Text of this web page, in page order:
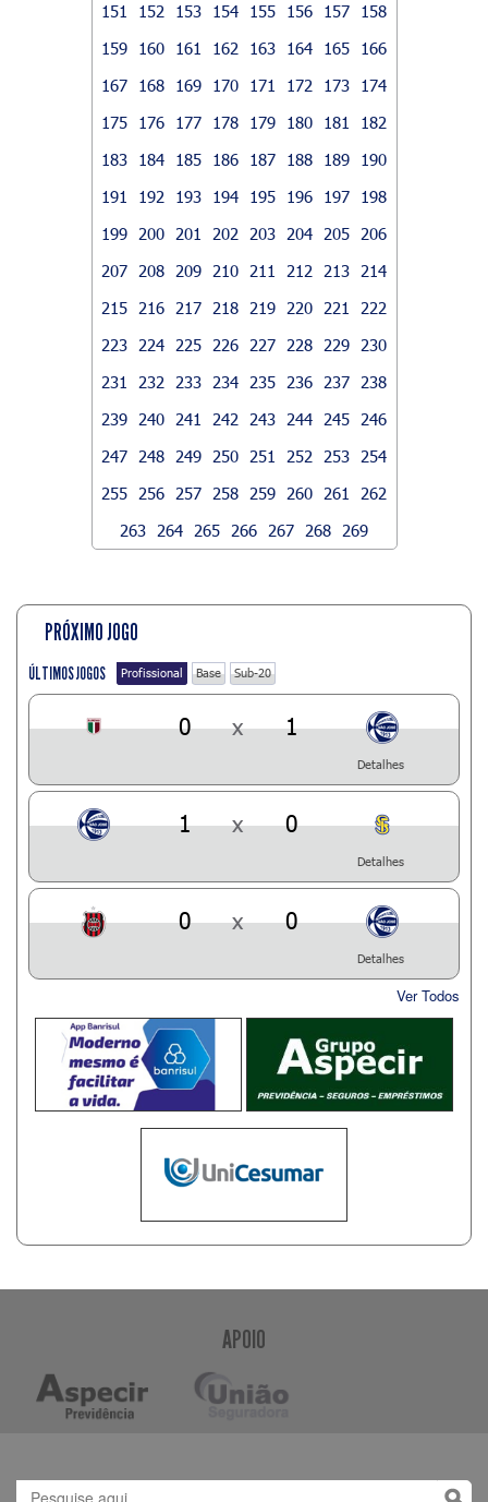
151
152 153 154 155 156 157
158
159
160 161 162 163 164 165
166
167
168 169 170 171 172 173
174
175
176 177 178 179 180 181
182
183
184 185 186 187 188 189
190
191
192 193 194 195 196 197
198
199
200 201 202 203 204 205
206
207
208 209 210 211 212 213
214
215
216 217 218 219 220 221
222
223
224 225 226 227 228 229
230
231
232 233 234 235 236 237
238
239
240 241 242 243 244 245
246
247
248 249 250 251 252 253
254
255
256 257 258 259 260 261
262
263
264 265 266 267 268 269
PRÓXIMO JOGO
ÚLTIMOS JOGOS Profissional Base Sub-20
0 x 1
Detalhes
1 x 0
Detalhes
0 x 0
Detalhes
Ver Todos
APOIO